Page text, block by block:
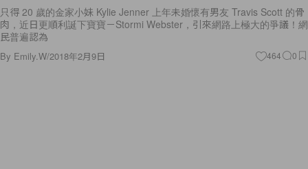
只得 20 歲的金家小妹 Kylie Jenner 上年未婚懷有男友 Travis Scott 的骨
肉，近日更順利誕下寶寶－Stormi Webster，引來網路上極大的爭議！網
民普遍認為
By Emily.W/2018年2月9日 464 0